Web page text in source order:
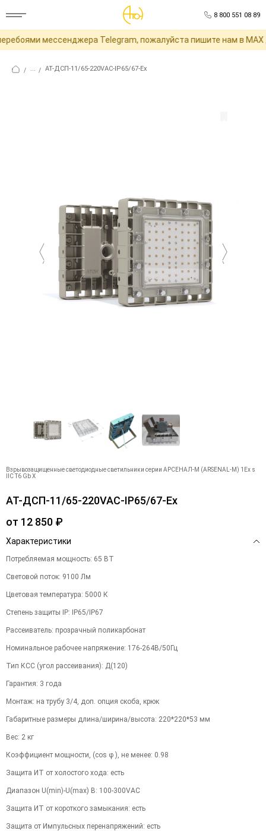
8 800 551 08 89
мессенджера Telegram, пожалуйста пишите нам в MAX
/ ... / АТ-ДСП-11/65-220VAC-IP65/67-Ex
Взрывозащищенные светодиодные светильники серии АРСЕНАЛ-М (ARSENAL-M) 1Ex s
IIC T6 Gb X
АТ-ДСП-11/65-220VAC-IP65/67-Ex
от 12 850 ₽
Характеристики
Потребляемая мощность: 65 ВТ
Световой поток: 9100 Лм
Цветовая температура: 5000 К
Степень защиты IP: IP65/IP67
Рассеиватель: прозрачный поликарбонат
Номинальное рабочее напряжение: 176-264В/50Гц
Тип КСС (угол рассеивания): Д(120)
Гарантия: 3 года
Монтаж: на трубу 3/4, доп. опция скоба, крюк
Габаритные размеры длина/ширина/высота: 220*220*53 мм
Вес: 2 кг
Коэффициент мощности, (cos φ ), не менее: 0.98
Защита ИТ от холостого хода: есть
Диапазон U(min)-U(max) В: 100-300VAC
Защита ИТ от короткого замыкания: есть
Защита от Импульсных перенапряжений: есть